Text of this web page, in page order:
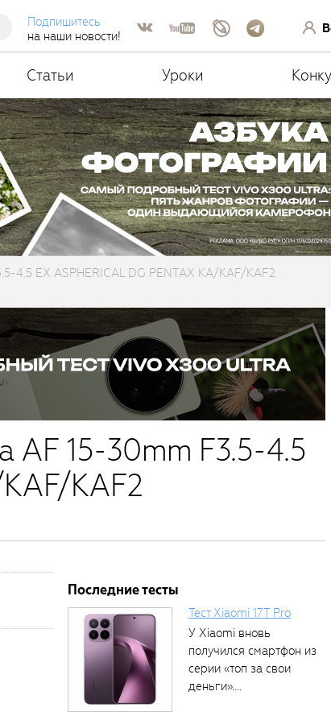
Подпишитесь
на наши новости!
Статьи Уроки
4.5 EX ASPHERICAL DG PENTAX KA/KAF/KAF2
AF 15-30mm F3.5-4.5
KAF2
Последние тесты
Тест Xiaomi 17T Pro
У Xiaomi вновь
получился смартфон из
серии «топ за свои
деньги»....